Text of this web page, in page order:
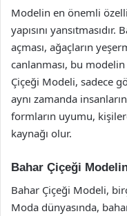
Modelin en önemli
yapısını
açması, ağaçların
canlanması, bu
Çiçeği Modeli, sadece
aynı zamanda
formların uyumu,
kaynağı olur.
Bahar Çiçeği
Bahar Çiçeği Modeli,
Moda dünyasında,